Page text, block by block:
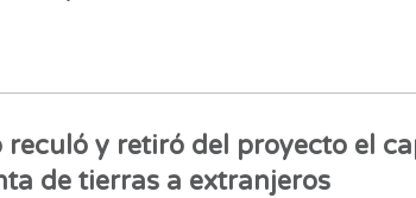
reculó y retiró del proyecto el
de tierras a extranjeros